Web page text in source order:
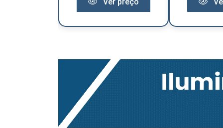
Ver preço